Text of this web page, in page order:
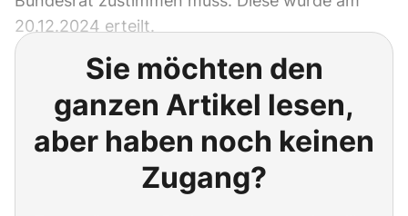
20.12.2024 erteilt.
Sie möchten den
ganzen Artikel lesen,
aber haben noch keinen
Zugang?